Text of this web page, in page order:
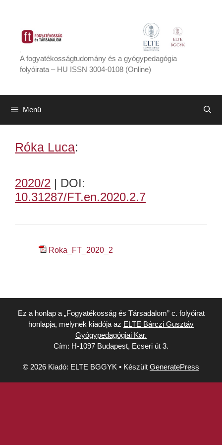
tartalomba
A fogyatékosságtudomány és a gyógypedagógia
folyóirata – HU ISSN 3004-0108 (Online)
Menü
Róka Luca:
2020/2 | DOI:
10.31287/FT.en.2020.2.7
Roka_FT_2020_2
Ez a honlap a „Fogyatékosság és Társadalom” c. folyóirat
honlapja, melynek kiadója az ELTE Bárczi Gusztáv
Gyógypedagógiai Kar.
Cím: H-1097 Budapest, Ecseri út 3.
© 2026 Kiadó: ELTE BGGYK • Készült GeneratePress